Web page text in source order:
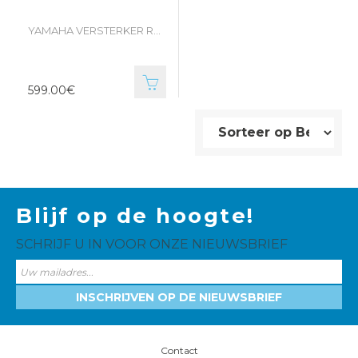
599.00€
Blijf op de hoogte!
SCHRIJF U IN VOOR ONZE NIEUWSBRIEF
INSCHRIJVEN OP DE NIEUWSBRIEF
Contact